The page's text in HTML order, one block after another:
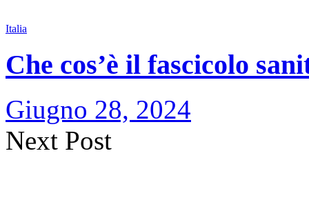
Italia
Che cos’è il fascicolo
Giugno 28, 2024
Next Post